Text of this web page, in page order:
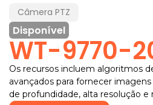
Disponível
WT-9770-
Câmera PTZ
Os recursos incluem algoritmos
avançados para fornecer
de profundidade, alta resolução e